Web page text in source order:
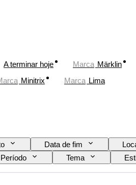
A terminar hoje Marca Märklin
Minitrix Marca Lima
Data de fim
Período Tema
Era Original/Réplica